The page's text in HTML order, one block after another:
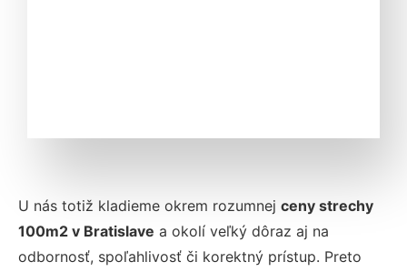
U nás totiž kladieme okrem rozumnej ceny strechy
100m2 v Bratislave a okolí veľký dôraz aj na
odbornosť, spoľahlivosť či korektný prístup. Preto